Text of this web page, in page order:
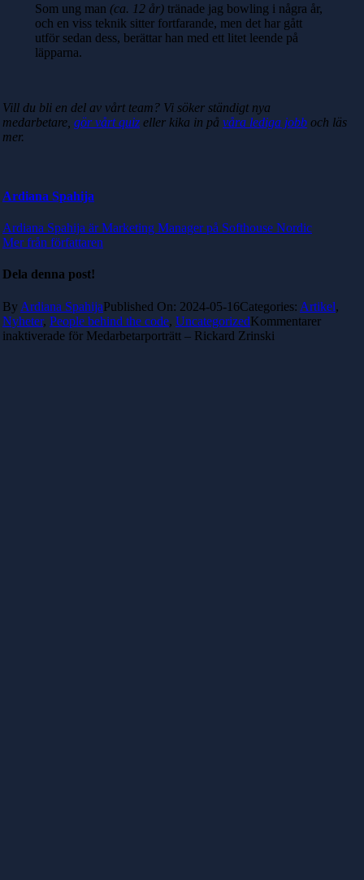
Som ung man (ca. 12 år) tränade jag bowling i några år,
och en viss teknik sitter fortfarande, men det har gått
utför sedan dess, berättar han med ett litet leende på
läpparna.
Vill du bli en del av vårt team? Vi söker ständigt nya
medarbetare, gör vårt quiz eller kika in på våra lediga jobb och läs
mer.
Ardiana Spahija
Ardiana Spahija är Marketing Manager på Softhouse Nordic
Mer från författaren
Dela denna post!
By Ardiana SpahijaPublished On: 2024-05-16Categories: Artikel,
Nyheter, People behind the code, UncategorizedKommentarer
inaktiverade för Medarbetarporträtt – Rickard Zrinski